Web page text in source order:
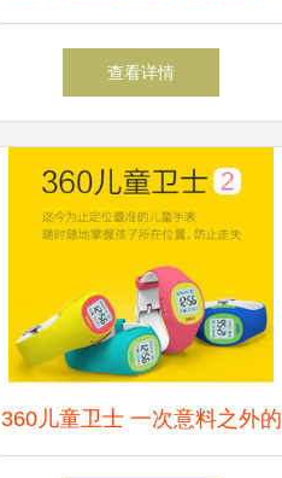
技新动态
查看详情
360儿童卫士 一次意料之外的